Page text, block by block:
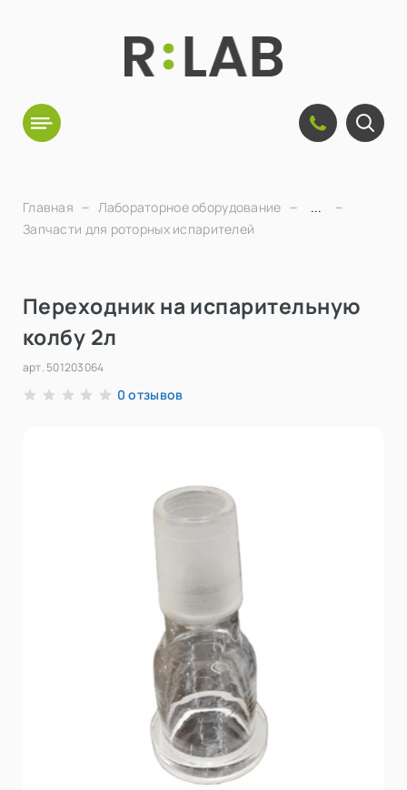
Главная Лабораторное оборудование
...
Запчасти для роторных испарителей
Переходник на испарительную
колбу 2л
арт. 501203064
0 отзывов